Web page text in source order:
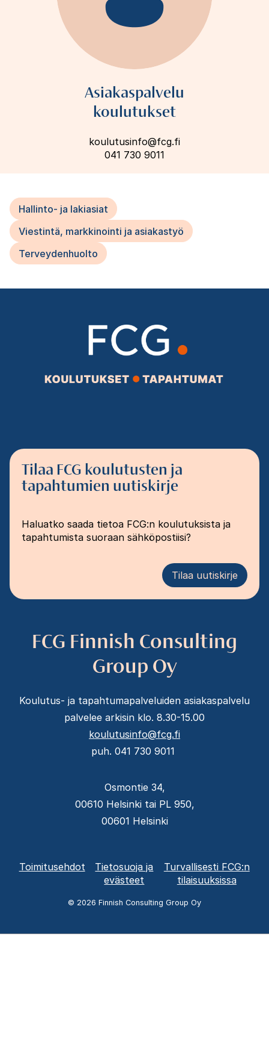
Asiakaspalvelu
koulutukset
koulutusinfo@fcg.fi
041 730 9011
Hallinto- ja lakiasiat
Viestintä, markkinointi ja asiakastyö
Terveydenhuolto
Tilaa FCG koulutusten ja
tapahtumien uutiskirje
Haluatko saada tietoa FCG:n koulutuksista ja
tapahtumista suoraan sähköpostiisi?
Tilaa uutiskirje
FCG Finnish Consulting
Group Oy
Koulutus- ja tapahtumapalveluiden asiakaspalvelu
palvelee arkisin klo. 8.30-15.00
koulutusinfo@fcg.fi
puh. 041 730 9011
Osmontie 34,
00610 Helsinki tai PL 950,
00601 Helsinki
Alatunnisteen
Toimitusehdot
Tietosuoja ja
evästeet
Turvallisesti FCG:n
tilaisuuksissa
© 2026 Finnish Consulting Group Oy